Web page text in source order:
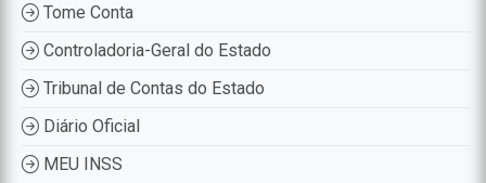
Tome Conta
Controladoria-Geral do Estado
Tribunal de Contas do Estado
Diário Oficial
MEU INSS